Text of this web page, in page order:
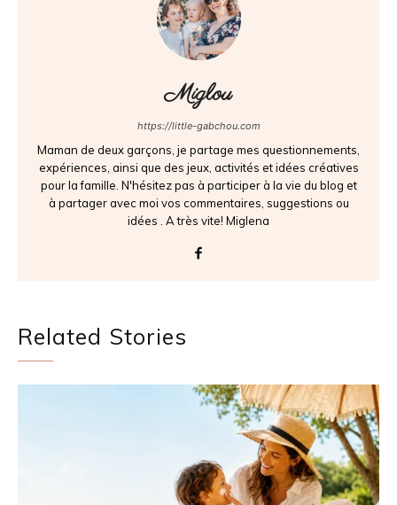
Miglou
https://little-gabchou.com
Maman de deux garçons, je partage mes questionnements,
expériences, ainsi que des jeux, activités et idées créatives
pour la famille. N'hésitez pas à participer à la vie du blog et
à partager avec moi vos commentaires, suggestions ou
idées . A très vite! Miglena
Related Stories